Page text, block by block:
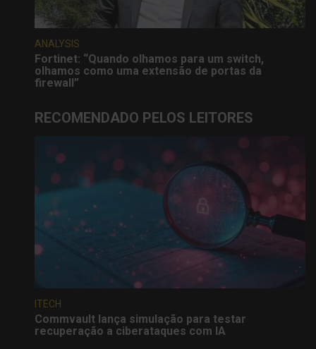
ANALYSIS
Fortinet: “Quando olhamos para um switch,
olhamos como uma extensão de portas da
firewall”
RECOMENDADO PELOS LEITORES
ITECH
Commvault lança simulação para testar
recuperação a ciberataques com IA